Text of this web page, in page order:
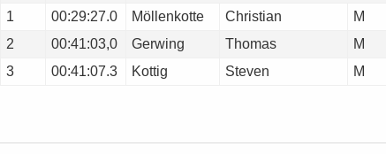
1
00:29:27.0 Möllenkotte Christian M
2
00:41:03,0 Gerwing Thomas M
3
00:41:07.3 Kottig Steven M